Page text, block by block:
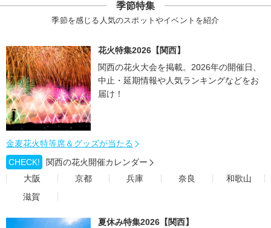
季節特集
季節を感じる人気のスポットやイベントを紹介
花火特集2026【関西】
関西の花火大会を掲載。2026年の開催日、
中止・延期情報や人気ランキングなどをお
届け！
金麦花火特等席＆グッズが当たる
CHECK!
関西の花火開催カレンダー
大阪
京都 兵庫 奈良
和歌山
滋賀
夏休み特集2026【関西】